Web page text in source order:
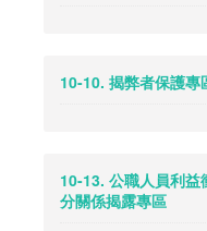
10-10. 揭弊者保護專
10-13. 公職人員利
分關係揭露專區